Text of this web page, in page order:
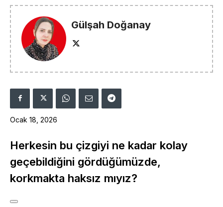
Gülşah Doğanay
Ocak 18, 2026
Herkesin bu çizgiyi ne kadar kolay
geçebildiğini gördüğümüzde,
korkmakta haksız mıyız?